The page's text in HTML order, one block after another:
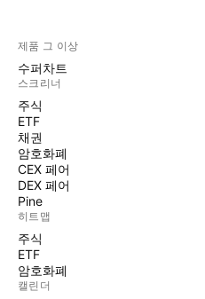
제품 그 이상
수퍼차트
스크리너
주식
ETF
채권
암호화폐
CEX 페어
DEX 페어
Pine
히트맵
주식
ETF
암호화폐
캘린더